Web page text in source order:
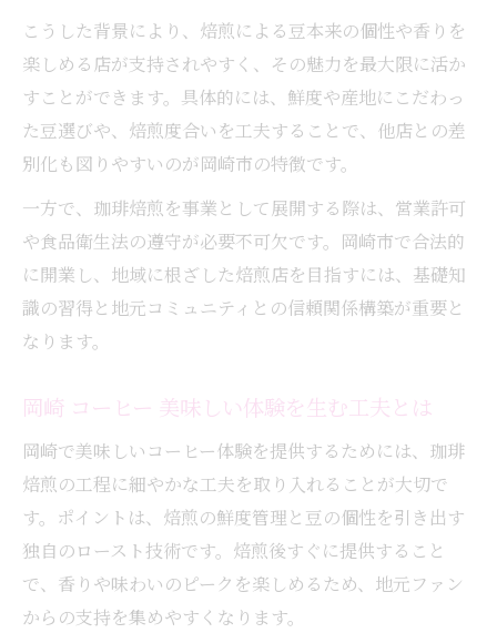
こうした背景により、焙煎による豆本来の個性や香りを
楽しめる店が支持されやすく、その魅力を最大限に活か
すことができます。具体的には、鮮度や産地にこだわっ
た豆選びや、焙煎度合いを工夫することで、他店との差
別化も図りやすいのが岡崎市の特徴です。
一方で、珈琲焙煎を事業として展開する際は、営業許可
や食品衛生法の遵守が必要不可欠です。岡崎市で合法的
に開業し、地域に根ざした焙煎店を目指すには、基礎知
識の習得と地元コミュニティとの信頼関係構築が重要と
なります。
岡崎 コーヒー 美味しい体験を生む工夫とは
岡崎で美味しいコーヒー体験を提供するためには、珈琲
焙煎の工程に細やかな工夫を取り入れることが大切で
す。ポイントは、焙煎の鮮度管理と豆の個性を引き出す
独自のロースト技術です。焙煎後すぐに提供すること
で、香りや味わいのピークを楽しめるため、地元ファン
からの支持を集めやすくなります。